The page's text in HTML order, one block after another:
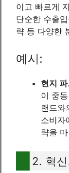
이고 빠르게
단순한 수출
략 등 다양한
예시:
현지
이 중
랜드와
소비자
략을
2. 혁